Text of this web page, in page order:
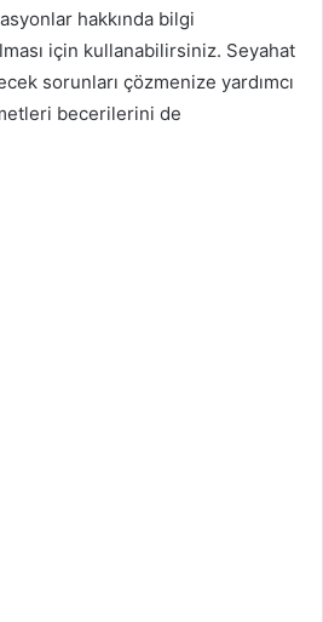
hakkında bilgi
için kullanabilirsiniz. Seyahat
sorunları çözmenize yardımcı
becerilerini de